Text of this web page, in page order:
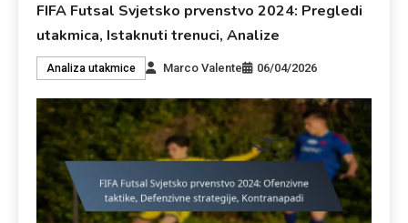
FIFA Futsal Svjetsko prvenstvo 2024: Pregledi
utakmica, Istaknuti trenuci, Analize
Analiza utakmice Marco Valente 06/04/2026